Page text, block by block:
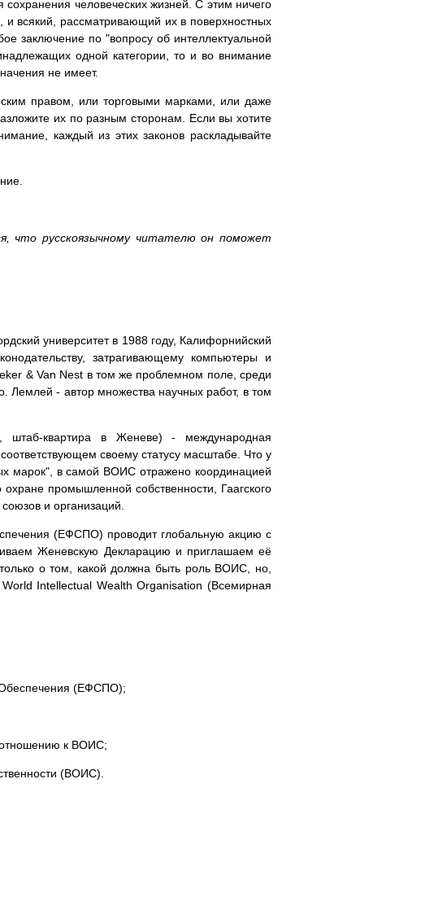
человеческих жизней. С этим ничего
и всякий, рассматривающий их в поверхностных
заключение по "вопросу об интеллектуальной
одной категории, то и во внимание
не имеет.
правом, или торговыми марками, или даже
их по разным сторонам. Если вы хотите
каждый из этих законов раскладывайте
что русскоязычному читателю он поможет
университет в 1988 году, Калифорнийский
затрагивающему компьютеры и
& Van Nest в том же проблемном поле, среди
Лемлей - автор множества научных работ, в том
квартира в Женеве) - международная
своему статусу масштабе. Что у
марок", в самой ВОИС отражено координацией
промышленной собственности, Гаагского
и организаций.
(ЕФСПО) проводит глобальную акцию с
Женевскую Декларацию и приглашаем её
о том, какой должна быть роль ВОИС, но,
Intellectual Wealth Organisation (Всемирная
Обеспечения (ЕФСПО);
отношению к ВОИС;
(ВОИС).